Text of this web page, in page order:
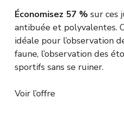
Économisez 57 % sur ces
antibuée et polyvalentes.
idéale pour l’observation
faune, l’observation des
sportifs sans se ruiner.
Voir l’offre